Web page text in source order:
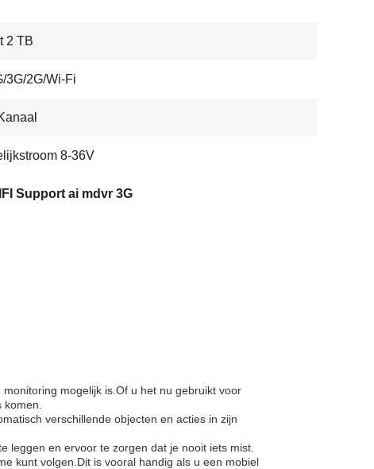
2 TB
3G/2G/Wi-Fi
8-36V
Support ai mdvr 3G
mogelijk is.Of u het nu gebruikt voor
verschillende objecten en acties in zijn
leggen en ervoor te zorgen dat je nooit iets mist.
kunt volgen.Dit is vooral handig als u een mobiel